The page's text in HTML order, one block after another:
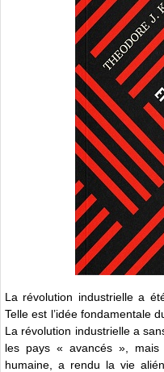
La révolution industrielle a
Telle est l’idée fondamentale
La révolution industrielle a
les pays « avancés »,
humaine, a rendu la vie